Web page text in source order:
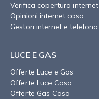
Verifica copertura internet
Opinioni internet casa
Gestori internet e telefono
LUCE E GAS
Offerte Luce e Gas
Offerte Luce Casa
Offerte Gas Casa